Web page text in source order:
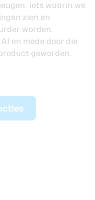
iets waarin we
zien en
worden.
en mede door die
geworden.